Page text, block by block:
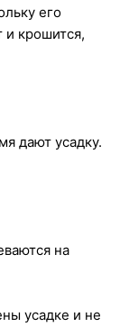
его
крошится,
дают усадку.
на
усадке и не